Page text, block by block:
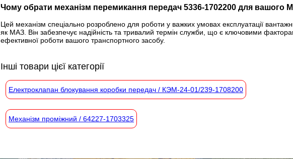
Чому обрати механізм перемикання передач 5336-1702200 для вашого
Цей механізм спеціально розроблено для роботи у важких умовах експлуатації
як МАЗ. Він забезпечує надійність та тривалий термін служби, що є ключовими
ефективної роботи вашого транспортного засобу.
Інші товари цієї категорії
Електроклапан блокування коробки передач / КЭМ-24-01/239-1708200
Механізм проміжний / 64227-1703325